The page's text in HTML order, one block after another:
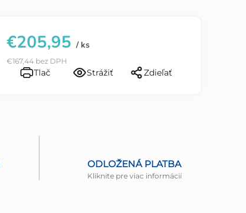
€205,95 / ks
€167,44 bez DPH
Tlač Strážiť Zdieľať
ODLOŽENÁ PLATBA
Kliknite pre viac informácií